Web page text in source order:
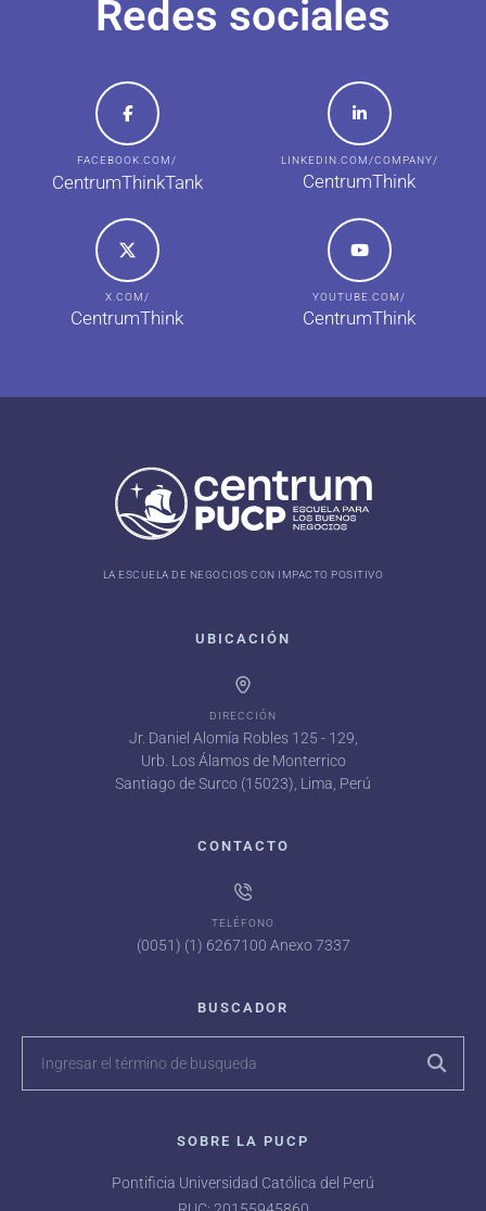
Redes sociales
FACEBOOK.COM/
CentrumThinkTank
LINKEDIN.COM/COMPANY/
CentrumThink
X.COM/
CentrumThink
YOUTUBE.COM/
CentrumThink
LA ESCUELA DE NEGOCIOS CON IMPACTO POSITIVO
UBICACIÓN
DIRECCIÓN
Jr. Daniel Alomía Robles 125 - 129,
Urb. Los Álamos de Monterrico
Santiago de Surco (15023), Lima, Perú
CONTACTO
TELÉFONO
(0051) (1) 6267100 Anexo 7337
BUSCADOR
SOBRE LA PUCP
Pontificia Universidad Católica del Perú